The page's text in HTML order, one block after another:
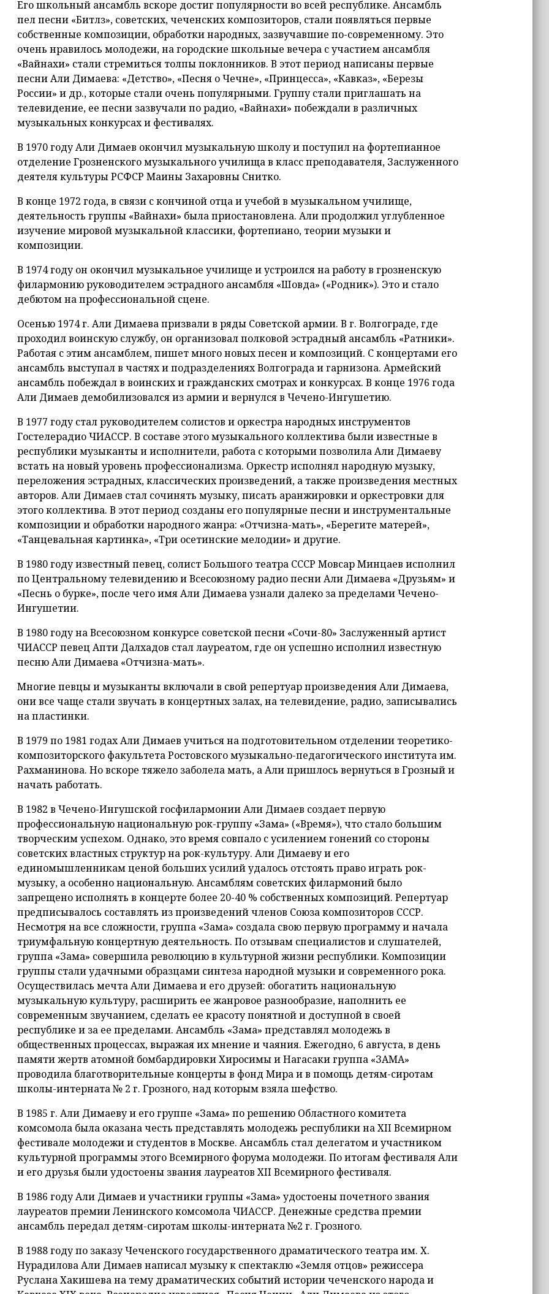
Его школьный ансамбль вскоре достиг популярности во всей республике. Ансамбль
пел песни «Битлз», советских, чеченских композиторов, стали появляться первые
собственные композиции, обработки народных, зазвучавшие по-современному. Это
очень нравилось молодежи, на городские школьные вечера с участием ансамбля
«Вайнахи» стали стремиться толпы поклонников. В этот период написаны первые
песни Али Димаева: «Детство», «Песня о Чечне», «Принцесса», «Кавказ», «Березы
России» и др., которые стали очень популярными. Группу стали приглашать на
телевидение, ее песни зазвучали по радио, «Вайнахи» побеждали в различных
музыкальных конкурсах и фестивалях.
В 1970 году Али Димаев окончил музыкальную школу и поступил на фортепианное
отделение Грозненского музыкального училища в класс преподавателя, Заслуженного
деятеля культуры РСФСР Маины Захаровны Снитко.
В конце 1972 года, в связи с кончиной отца и учебой в музыкальном училище,
деятельность группы «Вайнахи» была приостановлена. Али продолжил углубленное
изучение мировой музыкальной классики, фортепиано, теории музыки и
композиции.
В 1974 году он окончил музыкальное училище и устроился на работу в грозненскую
филармонию руководителем эстрадного ансамбля «Шовда» («Родник»). Это и стало
дебютом на профессиональной сцене.
Осенью 1974 г. Али Димаева призвали в ряды Советской армии. В г. Волгограде, где
проходил воинскую службу, он организовал полковой эстрадный ансамбль «Ратники».
Работая с этим ансамблем, пишет много новых песен и композиций. С концертами его
ансамбль выступал в частях и подразделениях Волгограда и гарнизона. Армейский
ансамбль побеждал в воинских и гражданских смотрах и конкурсах. В конце 1976 года
Али Димаев демобилизовался из армии и вернулся в Чечено-Ингушетию.
В 1977 году стал руководителем солистов и оркестра народных инструментов
Гостелерадио ЧИАССР. В составе этого музыкального коллектива были известные в
республики музыканты и исполнители, работа с которыми позволила Али Димаеву
встать на новый уровень профессионализма. Оркестр исполнял народную музыку,
переложения эстрадных, классических произведений, а также произведения местных
авторов. Али Димаев стал сочинять музыку, писать аранжировки и оркестровки для
этого коллектива. В этот период созданы его популярные песни и инструментальные
композиции и обработки народного жанра: «Отчизна-мать», «Берегите матерей»,
«Танцевальная картинка», «Три осетинские мелодии» и другие.
В 1980 году известный певец, солист Большого театра СССР Мовсар Минцаев исполнил
по Центральному телевидению и Всесоюзному радио песни Али Димаева «Друзьям» и
«Песнь о бурке», после чего имя Али Димаева узнали далеко за пределами Чечено-
Ингушетии.
В 1980 году на Всесоюзном конкурсе советской песни «Сочи-80» Заслуженный артист
ЧИАССР певец Апти Далхадов стал лауреатом, где он успешно исполнил известную
песню Али Димаева «Отчизна-мать».
Многие певцы и музыканты включали в свой репертуар произведения Али Димаева,
они все чаще стали звучать в концертных залах, на телевидение, радио, записывались
на пластинки.
В 1979 по 1981 годах Али Димаев учиться на подготовительном отделении теоретико-
композиторского факультета Ростовского музыкально-педагогического института им.
Рахманинова. Но вскоре тяжело заболела мать, а Али пришлось вернуться в Грозный и
начать работать.
В 1982 в Чечено-Ингушской госфилармонии Али Димаев создает первую
профессиональную национальную рок-группу «Зама» («Время»), что стало большим
творческим успехом. Однако, это время совпало с усилением гонений со стороны
советских властных структур на рок-культуру. Али Димаеву и его
единомышленникам ценой больших усилий удалось отстоять право играть рок-
музыку, а особенно национальную. Ансамблям советских филармоний было
запрещено исполнять в концерте более 20-40 % собственных композиций. Репертуар
предписывалось составлять из произведений членов Союза композиторов СССР.
Несмотря на все сложности, группа «Зама» создала свою первую программу и начала
триумфальную концертную деятельность. По отзывам специалистов и слушателей,
группа «Зама» совершила революцию в культурной жизни республики. Композиции
группы стали удачными образцами синтеза народной музыки и современного рока.
Осуществилась мечта Али Димаева и его друзей: обогатить национальную
музыкальную культуру, расширить ее жанровое разнообразие, наполнить ее
современным звучанием, сделать ее красоту понятной и доступной в своей
республике и за ее пределами. Ансамбль «Зама» представлял молодежь в
общественных процессах, выражая их мнение и чаяния. Ежегодно, 6 августа, в день
памяти жертв атомной бомбардировки Хиросимы и Нагасаки группа «ЗАМА»
проводила благотворительные концерты в фонд Мира и в помощь детям-сиротам
школы-интерната № 2 г. Грозного, над которым взяла шефство.
В 1985 г. Али Димаеву и его группе «Зама» по решению Областного комитета
комсомола была оказана честь представлять молодежь республики на XII Всемирном
фестивале молодежи и студентов в Москве. Ансамбль стал делегатом и участником
культурной программы этого Всемирного форума молодежи. По итогам фестиваля Али
и его друзья были удостоены звания лауреатов XII Всемирного фестиваля.
В 1986 году Али Димаев и участники группы «Зама» удостоены почетного звания
лауреатов премии Ленинского комсомола ЧИАССР. Денежные средства премии
ансамбль передал детям-сиротам школы-интерната №2 г. Грозного.
В 1988 году по заказу Чеченского государственного драматического театра им. Х.
Нурадилова Али Димаев написал музыку к спектаклю «Земля отцов» режиссера
Руслана Хакишева на тему драматических событий истории чеченского народа и